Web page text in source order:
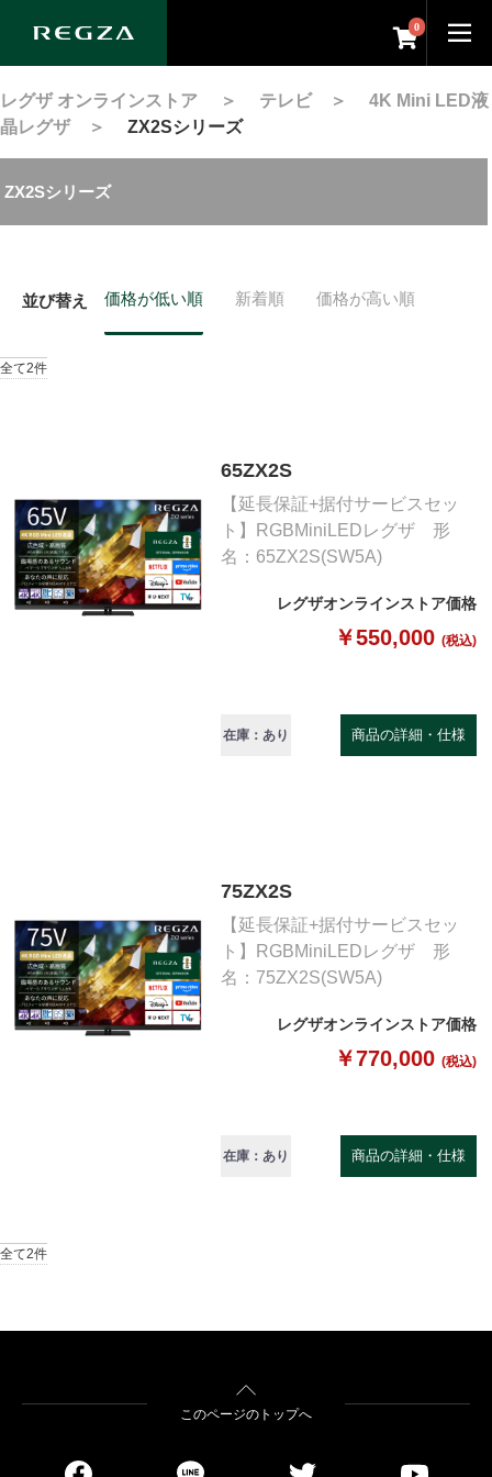
0
レグザ オンラインストア ＞ テレビ＞ 4K Mini LED液
晶レグザ＞ ZX2Sシリーズ
ZX2Sシリーズ
並び替え 価格が低い順 新着順 価格が高い順
全て2件
65ZX2S
【延長保証+据付サービスセッ
ト】RGBMiniLEDレグザ 形
名：65ZX2S(SW5A)
レグザオンラインストア価格
￥550,000 (税込)
在庫：あり 商品の詳細・仕様
75ZX2S
【延長保証+据付サービスセッ
ト】RGBMiniLEDレグザ 形
名：75ZX2S(SW5A)
レグザオンラインストア価格
￥770,000 (税込)
在庫：あり 商品の詳細・仕様
全て2件
このページのトップへ